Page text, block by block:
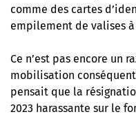
comme des cartes
empilement de valises
Ce n’est pas encore un
mobilisation
pensait que la
2023 harassante sur le